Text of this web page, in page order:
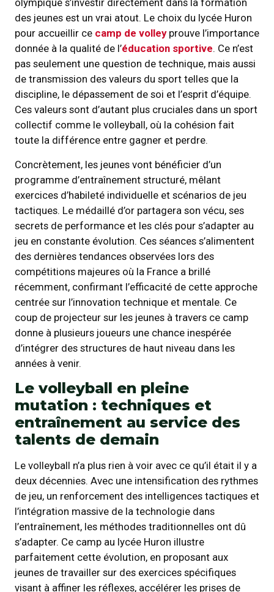
olympique s’investir directement dans la formation
des jeunes est un vrai atout. Le choix du lycée Huron
pour accueillir ce camp de volleyprouve l’importance
donnée à la qualité de l’éducation sportive. Ce n’est
pas seulement une question de technique, mais aussi
de transmission des valeurs du sport telles que la
discipline, le dépassement de soi et l’esprit d’équipe.
Ces valeurs sont d’autant plus cruciales dans un sport
collectif comme le volleyball, où la cohésion fait
toute la différence entre gagner et perdre.
Concrètement, les jeunes vont bénéficier d’un
programme d’entraînement structuré, mêlant
exercices d’habileté individuelle et scénarios de jeu
tactiques. Le médaillé d’or partagera son vécu, ses
secrets de performance et les clés pour s’adapter au
jeu en constante évolution. Ces séances s’alimentent
des dernières tendances observées lors des
compétitions majeures où la France a brillé
récemment, confirmant l’efficacité de cette approche
centrée sur l’innovation technique et mentale. Ce
coup de projecteur sur les jeunes à travers ce camp
donne à plusieurs joueurs une chance inespérée
d’intégrer des structures de haut niveau dans les
années à venir.
Le volleyball en pleine
mutation : techniques et
entraînement au service des
talents de demain
Le volleyball n’a plus rien à voir avec ce qu’il était il y a
deux décennies. Avec une intensification des rythmes
de jeu, un renforcement des intelligences tactiques et
l’intégration massive de la technologie dans
l’entraînement, les méthodes traditionnelles ont dû
s’adapter. Ce camp au lycée Huron illustre
parfaitement cette évolution, en proposant aux
jeunes de travailler sur des exercices spécifiques
visant à affiner les réflexes, accélérer les prises de